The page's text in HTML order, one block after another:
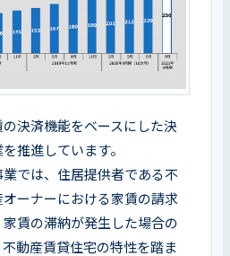
決済機能をベースにした決
推進しています。
では、住居提供者である不
ーナーにおける家賃の請求
賃の滞納が発生した場合の
動産賃貸住宅の特性を踏ま